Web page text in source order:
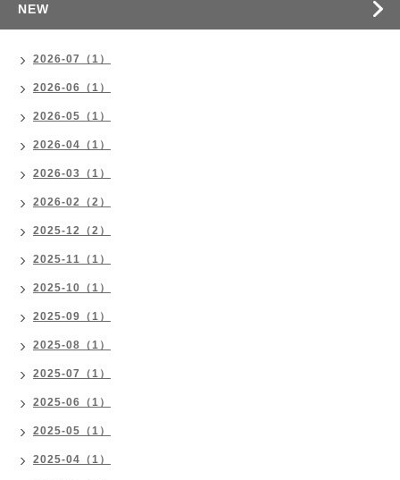
NEW
2026-07（1）
2026-06（1）
2026-05（1）
2026-04（1）
2026-03（1）
2026-02（2）
2025-12（2）
2025-11（1）
2025-10（1）
2025-09（1）
2025-08（1）
2025-07（1）
2025-06（1）
2025-05（1）
2025-04（1）